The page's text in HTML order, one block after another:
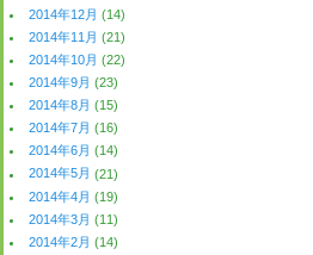
2014年12月 (14)
2014年11月 (21)
2014年10月 (22)
2014年9月 (23)
2014年8月 (15)
2014年7月 (16)
2014年6月 (14)
2014年5月 (21)
2014年4月 (19)
2014年3月 (11)
2014年2月 (14)